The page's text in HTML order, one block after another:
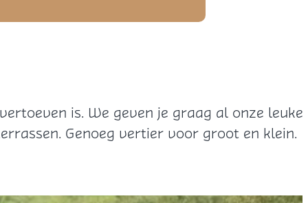
is. We geven je graag al onze leuke
Genoeg vertier voor groot en klein.